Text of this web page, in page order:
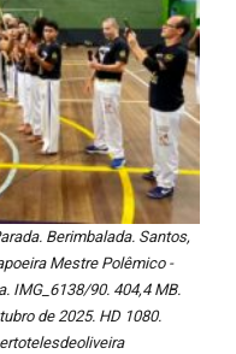
Berimbalada. Santos,
Mestre Polêmico -
IMG_6138/90. 404,4 MB.
de 2025. HD 1080.